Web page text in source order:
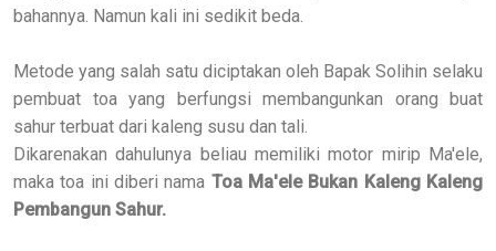
bahannya. Namun kali ini sedikit beda.
Metode yang salah satu diciptakan oleh Bapak Solihin selaku
pembuat toa yang berfungsi membangunkan orang buat
sahur terbuat dari kaleng susu dan tali.
Dikarenakan dahulunya beliau memiliki motor mirip Ma'ele,
maka toa ini diberi nama Toa Ma'ele Bukan Kaleng Kaleng
Pembangun Sahur.